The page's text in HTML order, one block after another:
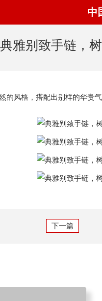
中
典雅别致手链，
风格，搭配出别样的华贵
下一篇